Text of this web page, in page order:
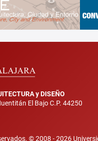
y DISEÑO
El Bajo C.P. 44250
© 2008 -2026